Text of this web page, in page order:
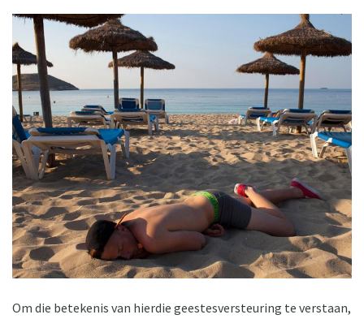
Om die betekenis van hierdie geestesversteuring te verstaan,